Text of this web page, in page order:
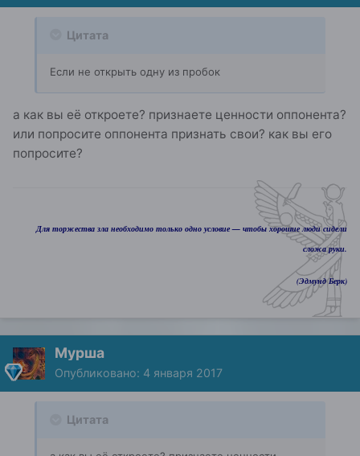
Цитата
Если не открыть одну из пробок
а как вы её откроете? признаете ценности оппонента?
или попросите оппонента признать свои? как вы его
попросите?
Для торжества зла необходимо только одно условие — чтобы хорошие люди сидели
сложа руки.
(Эдмунд Берк)
Мурша
Опубликовано: 4 января 2017
Цитата